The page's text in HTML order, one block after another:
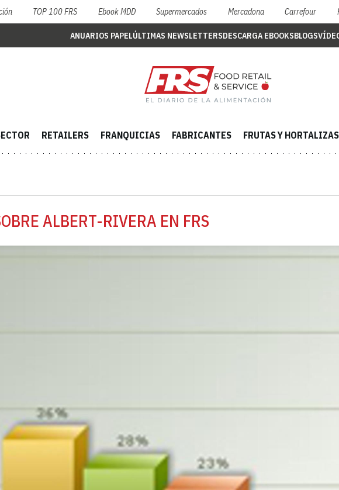
TOP 100 FRS Ebook MDD Supermercados Mercadona Carrefour
ANUARIOS PAPELÚLTIMAS NEWSLETTERSDESCARGA EBOOKSBLOGS
RETAILERS FRANQUICIAS FABRICANTES FRUTAS Y HORTALIZAS
ALBERT-RIVERA EN FRS